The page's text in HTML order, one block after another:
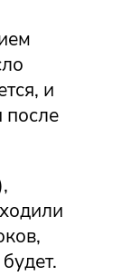
и
после